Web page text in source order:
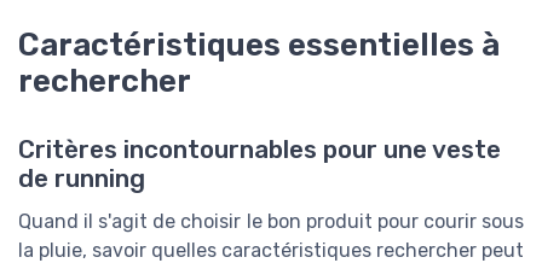
Caractéristiques essentielles à
rechercher
Critères incontournables pour une veste
de running
Quand il s'agit de choisir le bon produit pour courir sous
la pluie, savoir quelles caractéristiques rechercher peut